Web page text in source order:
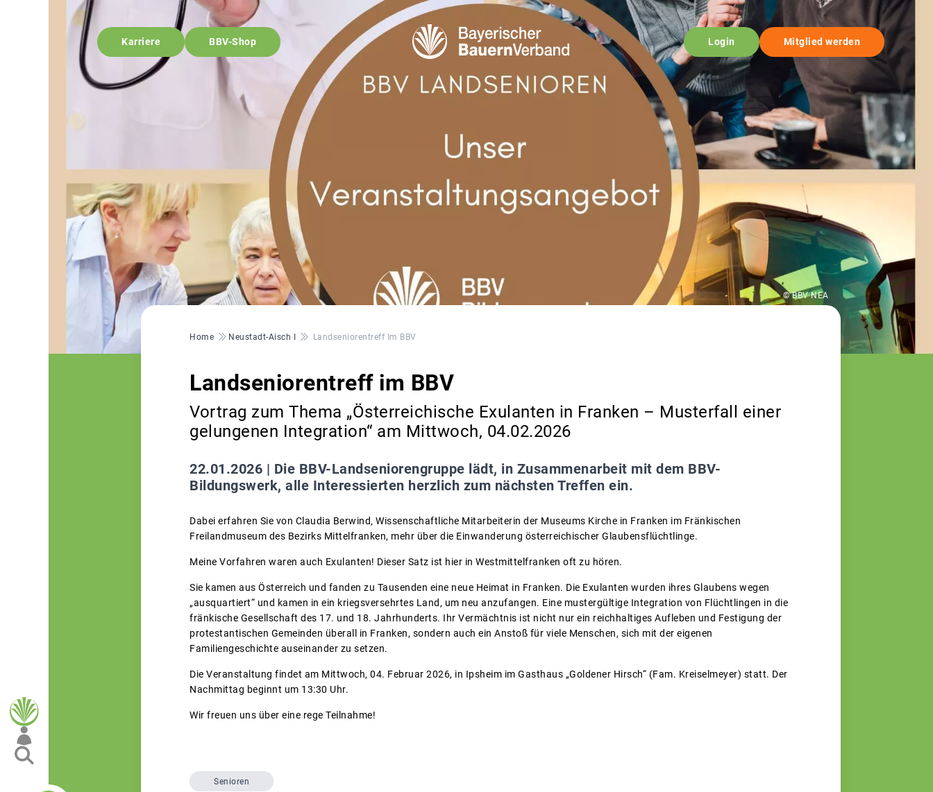
Karriere BBV-Shop Login Mitglied werden
© BBV NEA
Pfadnavigation
Home Neustadt-Aisch I Landseniorentreff Im BBV
Landseniorentreff im BBV
Vortrag zum Thema „Österreichische Exulanten in Franken – Musterfall einer
gelungenen Integration“ am Mittwoch, 04.02.2026
22.01.2026 | Die BBV-Landseniorengruppe lädt, in Zusammenarbeit mit dem BBV-
Bildungswerk, alle Interessierten herzlich zum nächsten Treffen ein.
Dabei erfahren Sie von Claudia Berwind, Wissenschaftliche Mitarbeiterin der Museums Kirche in Franken im Fränkischen
Freilandmuseum des Bezirks Mittelfranken, mehr über die Einwanderung österreichischer Glaubensflüchtlinge.
Meine Vorfahren waren auch Exulanten! Dieser Satz ist hier in Westmittelfranken oft zu hören.
Sie kamen aus Österreich und fanden zu Tausenden eine neue Heimat in Franken. Die Exulanten wurden ihres Glaubens wegen
„ausquartiert“ und kamen in ein kriegsversehrtes Land, um neu anzufangen. Eine mustergültige Integration von Flüchtlingen in die
fränkische Gesellschaft des 17. und 18. Jahrhunderts. Ihr Vermächtnis ist nicht nur ein reichhaltiges Aufleben und Festigung der
protestantischen Gemeinden überall in Franken, sondern auch ein Anstoß für viele Menschen, sich mit der eigenen
Familiengeschichte auseinander zu setzen.
Die Veranstaltung findet am Mittwoch, 04. Februar 2026, in Ipsheim im Gasthaus „Goldener Hirsch“ (Fam. Kreiselmeyer) statt. Der
Nachmittag beginnt um 13:30 Uhr.
Wir freuen uns über eine rege Teilnahme!
Senioren